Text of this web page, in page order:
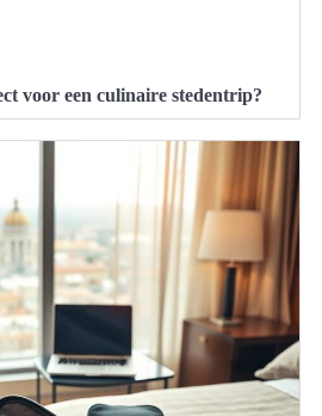
voor een culinaire stedentrip?